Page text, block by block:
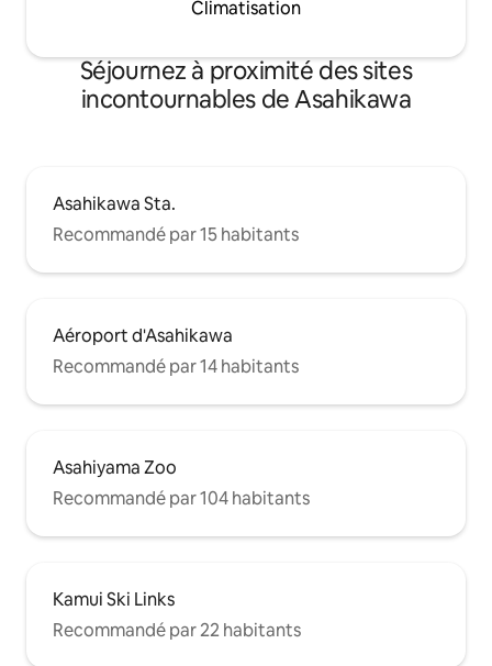
repas dans un style japonais traditionnel.
rustique et extraordinaire à la
campagne. Animaux acceptés. Séjours
courts ou longs. Il y a 5 places de parking.
Climatisation
Séjournez à proximité des sites
incontournables de Asahikawa
Asahikawa Sta.
Recommandé par 15 habitants
Aéroport d'Asahikawa
Recommandé par 14 habitants
Asahiyama Zoo
Recommandé par 104 habitants
Kamui Ski Links
Recommandé par 22 habitants